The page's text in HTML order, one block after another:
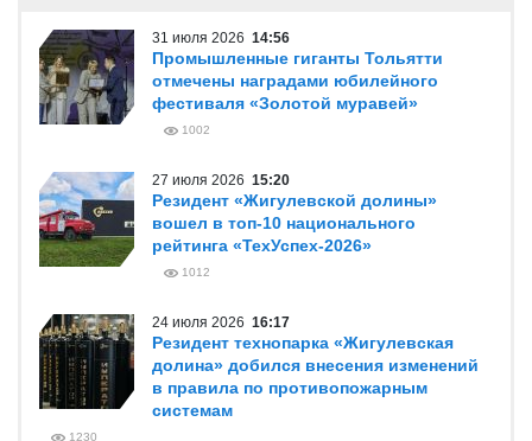
31 июля 2026 14:56
Промышленные гиганты Тольятти
отмечены наградами юбилейного
фестиваля «Золотой муравей»
1002
27 июля 2026 15:20
Резидент «Жигулевской долины»
вошел в топ-10 национального
рейтинга «ТехУспех-2026»
1012
24 июля 2026 16:17
Резидент технопарка «Жигулевская
долина» добился внесения изменений
в правила по противопожарным
системам
1230